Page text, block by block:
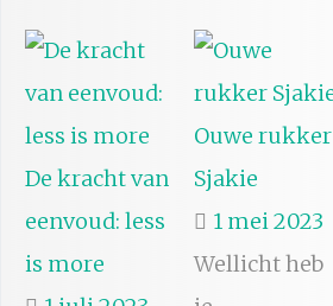
De kracht van
eenvoud: less
is more
Ouwe rukker
Sjakie
1 mei 2023
Wellicht heb